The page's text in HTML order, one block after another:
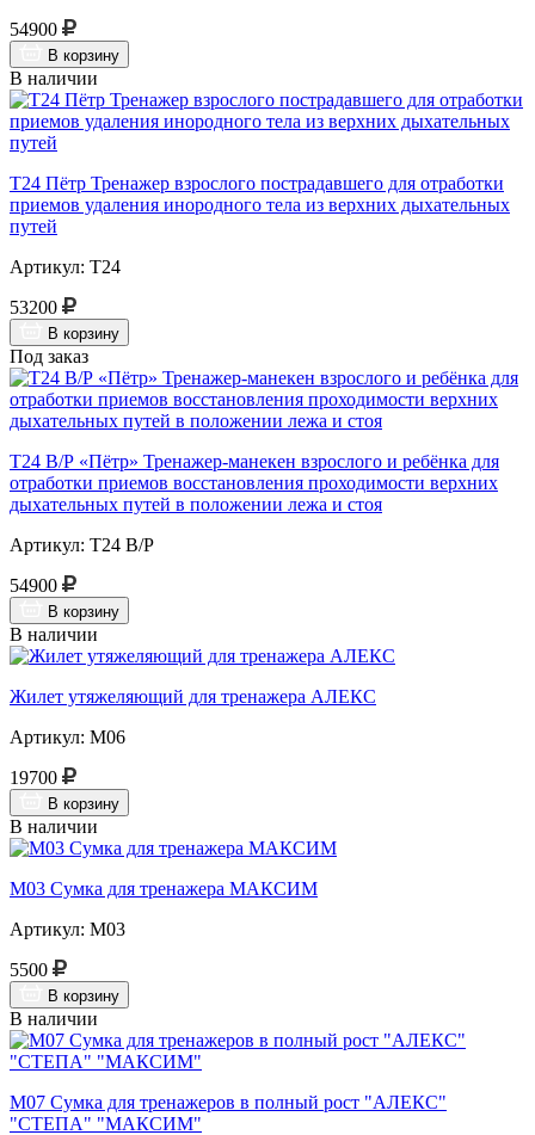
54900
В корзину
В наличии
Т24 Пётр Тренажер взрослого пострадавшего для отработки
приемов удаления инородного тела из верхних дыхательных
путей
Артикул: Т24
53200
В корзину
Под заказ
Т24 В/Р «Пётр» Тренажер-манекен взрослого и ребёнка для
отработки приемов восстановления проходимости верхних
дыхательных путей в положении лежа и стоя
Артикул: Т24 В/Р
54900
В корзину
В наличии
Жилет утяжеляющий для тренажера АЛЕКС
Артикул: М06
19700
В корзину
В наличии
М03 Сумка для тренажера МАКСИМ
Артикул: М03
5500
В корзину
В наличии
М07 Сумка для тренажеров в полный рост "АЛЕКС"
"СТЕПА" "МАКСИМ"